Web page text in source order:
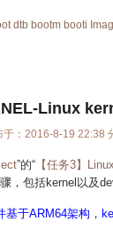
dtb bootm booti
Linux
于：2016-8-19 22:38
”的“ 【任务3】
，包括kernel以及
基于ARM64架构，